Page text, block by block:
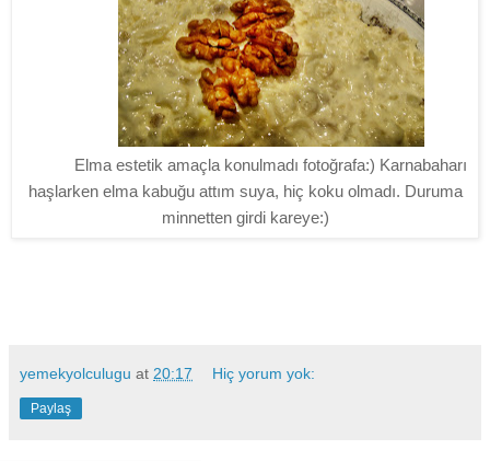
Elma estetik amaçla konulmadı fotoğrafa:) Karnabaharı
haşlarken elma kabuğu attım suya, hiç koku olmadı. Duruma
minnetten girdi kareye:)
yemekyolculugu at 20:17 Hiç yorum yok:
Paylaş